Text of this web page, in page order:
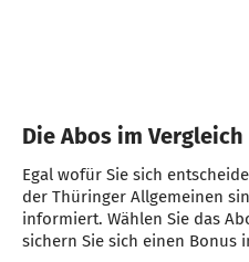
Die Abos im Vergleich
Egal wofür Sie sich
der Thüringer Allgemeinen
informiert. Wählen Sie das
sichern Sie sich einen Bonus